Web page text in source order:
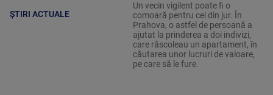
ȘTIRI ACTUALE
Un vecin vigilent poate fi o
comoară pentru cei din jur. În
Prahova, o astfel de persoană a
ajutat la prinderea a doi indivizi,
care răscoleau un apartament, în
căutarea unor lucruri de valoare,
pe care să le fure.